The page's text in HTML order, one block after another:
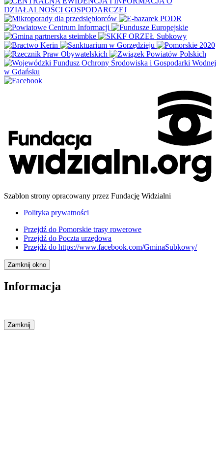
Szablon strony opracowany przez Fundację Widzialni
Polityka prywatności
Przejdź do Pomorskie trasy rowerowe
Przejdź do Poczta urzędowa
Przejdź do https://www.facebook.com/GminaSubkowy/
Zamknij okno
Informacja
Zamknij